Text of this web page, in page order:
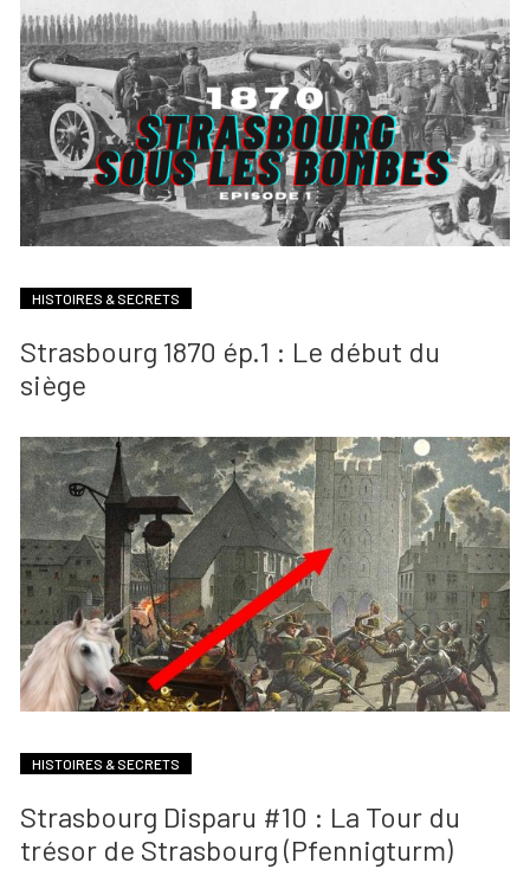
HISTOIRES & SECRETS
Strasbourg 1870 ép.1 : Le début du
siège
HISTOIRES & SECRETS
Strasbourg Disparu #10 : La Tour du
trésor de Strasbourg (Pfennigturm)